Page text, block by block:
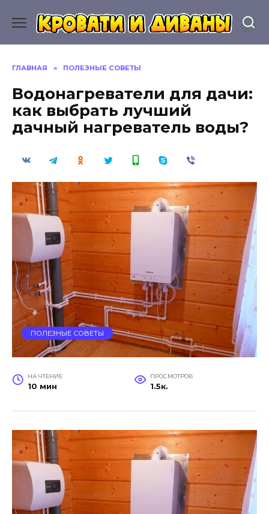
содержанию
ГЛАВНАЯ » ПОЛЕЗНЫЕ СОВЕТЫ
Водонагреватели для дачи:
как выбрать лучший
дачный нагреватель воды?
ПОЛЕЗНЫЕ СОВЕТЫ
НА ЧТЕНИЕ
10 мин
ПРОСМОТРОВ
1.5к.